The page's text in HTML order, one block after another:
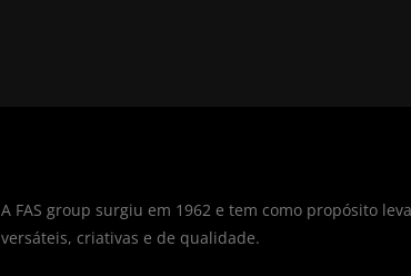
A FAS group surgiu em 1962 e tem como propósito
versáteis, criativas e de qualidade.